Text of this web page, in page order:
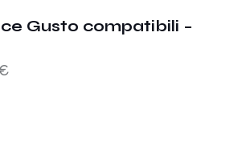
Gusto compatibili –